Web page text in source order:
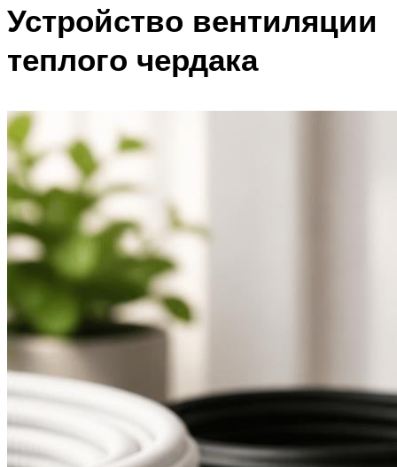
Устройство вентиляции
теплого чердака